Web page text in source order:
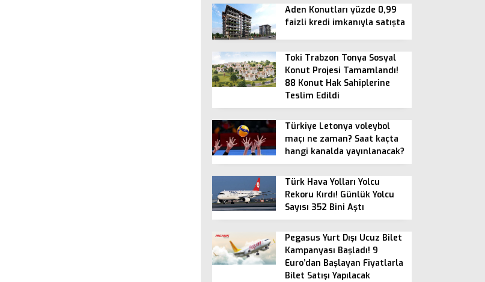
Aden Konutları yüzde 0,99
faizli kredi imkanıyla satışta
Toki Trabzon Tonya Sosyal
Konut Projesi Tamamlandı!
88 Konut Hak Sahiplerine
Teslim Edildi
Türkiye Letonya voleybol
maçı ne zaman? Saat kaçta
hangi kanalda yayınlanacak?
Türk Hava Yolları Yolcu
Rekoru Kırdı! Günlük Yolcu
Sayısı 352 Bini Aştı
Pegasus Yurt Dışı Ucuz Bilet
Kampanyası Başladı! 9
Euro’dan Başlayan Fiyatlarla
Bilet Satışı Yapılacak